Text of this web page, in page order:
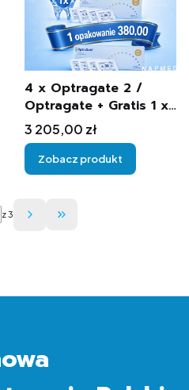
4 x Optragate 2 /
Optragate + Gratis 1 x
Optragate 2 ( Regular
, Small , Assortyment )
Cena
3 205,00 zł
Zobacz produkt
z 3
Przejdź do ostatniej